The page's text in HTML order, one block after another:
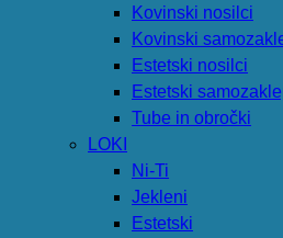
Kovinski nosilci
Kovinski
Estetski nosilci
Estetski
Tube in obročki
LOKI
Ni-Ti
Jekleni
Estetski